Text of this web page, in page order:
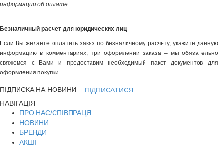
информации об оплате.
Безналичный расчет для юридических лиц
Если Вы желаете оплатить заказ по безналичному расчету, укажите данную
информацию в комментариях, при оформлении заказа – мы обязательно
свяжемся с Вами и предоставим необходимый пакет документов для
оформления покупки.
ПІДПИСКА НА НОВИНИ
ПІДПИСАТИСЯ
НАВІГАЦІЯ
ПРО НАС/СПІВПРАЦЯ
НОВИНИ
БРЕНДИ
АКЦІЇ